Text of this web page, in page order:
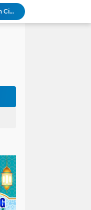
Di Balik Aksi dan Narasi Kericuhan: Memahami Manifesto Perjuangan Cipayung Plus Kota Lubuk Linggau
Tingkatkan Kualitas Insan Pers, PWI Musi Rawas Gelar Pelatihan Jurnalistik Berbasis Kompetensi dan Storytelling.
KAMMI Muratara Sukses Gelar Talk Show Peringatan Harlah Kabupaten Musi Rawas Utara ke-13